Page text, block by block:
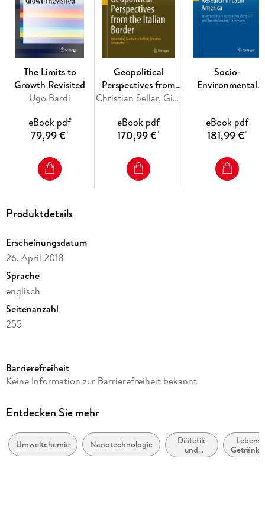
Inhaltsverzeichnis
1. Fundamentals and applications of cyclodextrins. - 2.
Synthesis of cyclodextrin derivatives. - 3. Cyclodextrins and
nanostructured porous inorganic materials. - 4. Thermal
analyses of cyclodextrin complexes. - 5. Measuring binding
The Limits to
Growth Revisited
Ugo Bardi
eBook pdf
79,99 €*
Geopolitical
Perspectives from
the Italian BorderChristian Sellar, Gianfranco Battisti
eBook pdf
170,99 €*
Socio-
Environmental
eBook pdf
181,99 €*
Produktdetails
Erscheinungsdatum
26. April 2018
Sprache
englisch
Seitenanzahl
255
Reihe
Herausgegeben von
Verlag/Hersteller
Springer International Publishing
Barrierefreiheit
Keine Information zur Barrierefreiheit bekannt
Entdecken Sie mehr
Umweltchemie Nanotechnologie
Diätetik
und
Ernährung